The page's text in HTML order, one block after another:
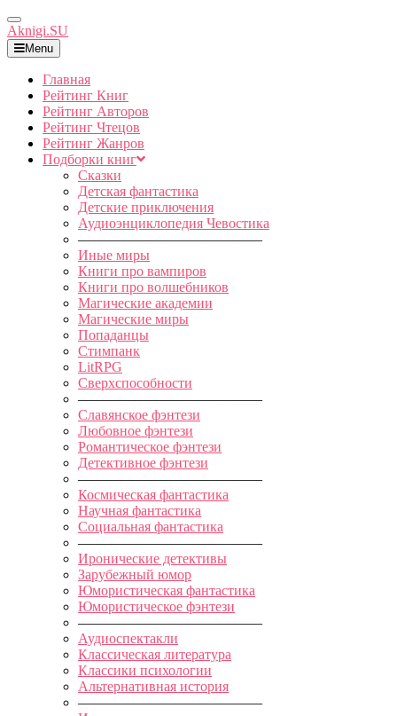
Toggle
Navigation
Aknigi.SU
Menu
Главная
Рейтинг Книг
Рейтинг Авторов
Рейтинг Чтецов
Рейтинг Жанров
Подборки книг
Сказки
Детская фантастика
Детские приключения
Аудиоэнциклопедия Чевостика
—————————————
Иные миры
Книги про вампиров
Книги про волшебников
Магические академии
Магические миры
Попаданцы
Стимпанк
LitRPG
Сверхспособности
—————————————
Славянское фэнтези
Любовное фэнтези
Романтическое фэнтези
Детективное фэнтези
—————————————
Космическая фантастика
Научная фантастика
Социальная фантастика
—————————————
Иронические детективы
Зарубежный юмор
Юмористическая фантастика
Юмористическое фэнтези
—————————————
Аудиоспектакли
Классическая литература
Классики психологии
Альтернативная история
—————————————